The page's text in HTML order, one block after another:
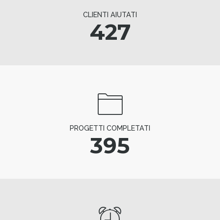
CLIENTI AIUTATI
427
PROGETTI COMPLETATI
395